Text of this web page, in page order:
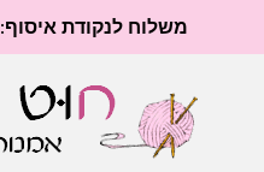
משלוח לנקודת איסוף: 25 ש"ח